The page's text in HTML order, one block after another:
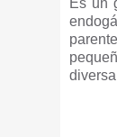
Es un